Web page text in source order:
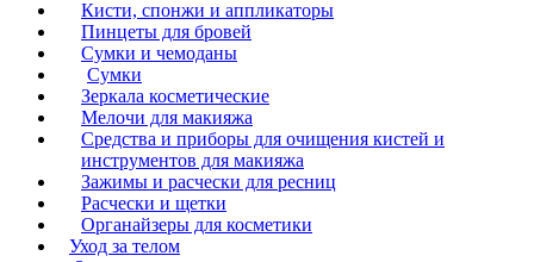
Кисти, спонжи и аппликаторы
Пинцеты для бровей
Сумки и чемоданы
Сумки
Зеркала косметические
Мелочи для макияжа
Средства и приборы для очищения кистей и
инструментов для макияжа
Зажимы и расчески для ресниц
Расчески и щетки
Органайзеры для косметики
Уход за телом